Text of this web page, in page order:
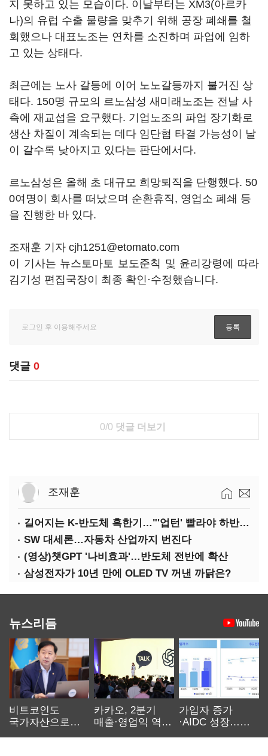
지 못하고 있는 모습이다. 이날부터는 XM3(아르카
나)의 유럽 수출 물량을 맞추기 위해 공장 폐쇄를 철
회했으나 대표노조는 연차를 소진하며 파업에 임하
고 있는 상태다.
최근에는 노사 갈등에 이어 노노갈등까지 불거진 상
태다. 150명 규모의 르노삼성 새미래노조는 전날 사
측에 재교섭을 요구했다. 기업노조의 파업 장기화로
생산 차질이 계속되는 데다 임단협 타결 가능성이 날
이 갈수록 낮아지고 있다는 판단에서다.
르노삼성은 올해 초 대규모 희망퇴직을 단행했다. 50
0여명이 회사를 떠났으며 순환휴직, 영업소 폐쇄 등
을 진행한 바 있다.
조재훈 기자 cjh1251@etomato.com
이 기사는 뉴스토마토 보도준칙 및 윤리강령에 따라
김기성 편집국장이 최종 확인·수정했습니다.
댓글 0
0/0 댓글 더보기
조재훈
길어지는 K-반도체 혹한기…"'업턴' 빨라야 하반기"
SW 대세론…자동차 산업까지 번진다
(영상)챗GPT '나비효과'…반도체 전반에 확산
삼성전자가 10년 만에 OLED TV 꺼낸 까닭은?
뉴스리듬
비트코인도
국가자산으로…'
카카오, 2분기
매출·영업익 역대
가입자 증가
·AIDC 성장…